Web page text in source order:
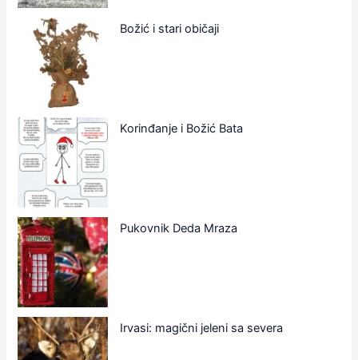
Božić i stari običaji
Korinđanje i Božić Bata
Pukovnik Deda Mraza
Irvasi: magični jeleni sa severa